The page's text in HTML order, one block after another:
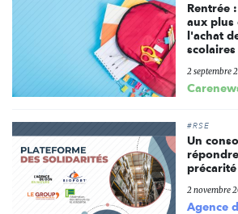
Rentrée
aux plus
l'achat
scolaires
2 septembre
#RSE
Un
2 novembre
Agence